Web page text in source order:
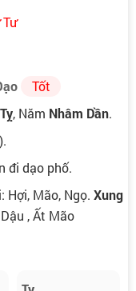
Tốt
, Năm Nhâm Dần.
đi dạo phố.
Hợi, Mão, Ngọ. Xung
, Ất Mão